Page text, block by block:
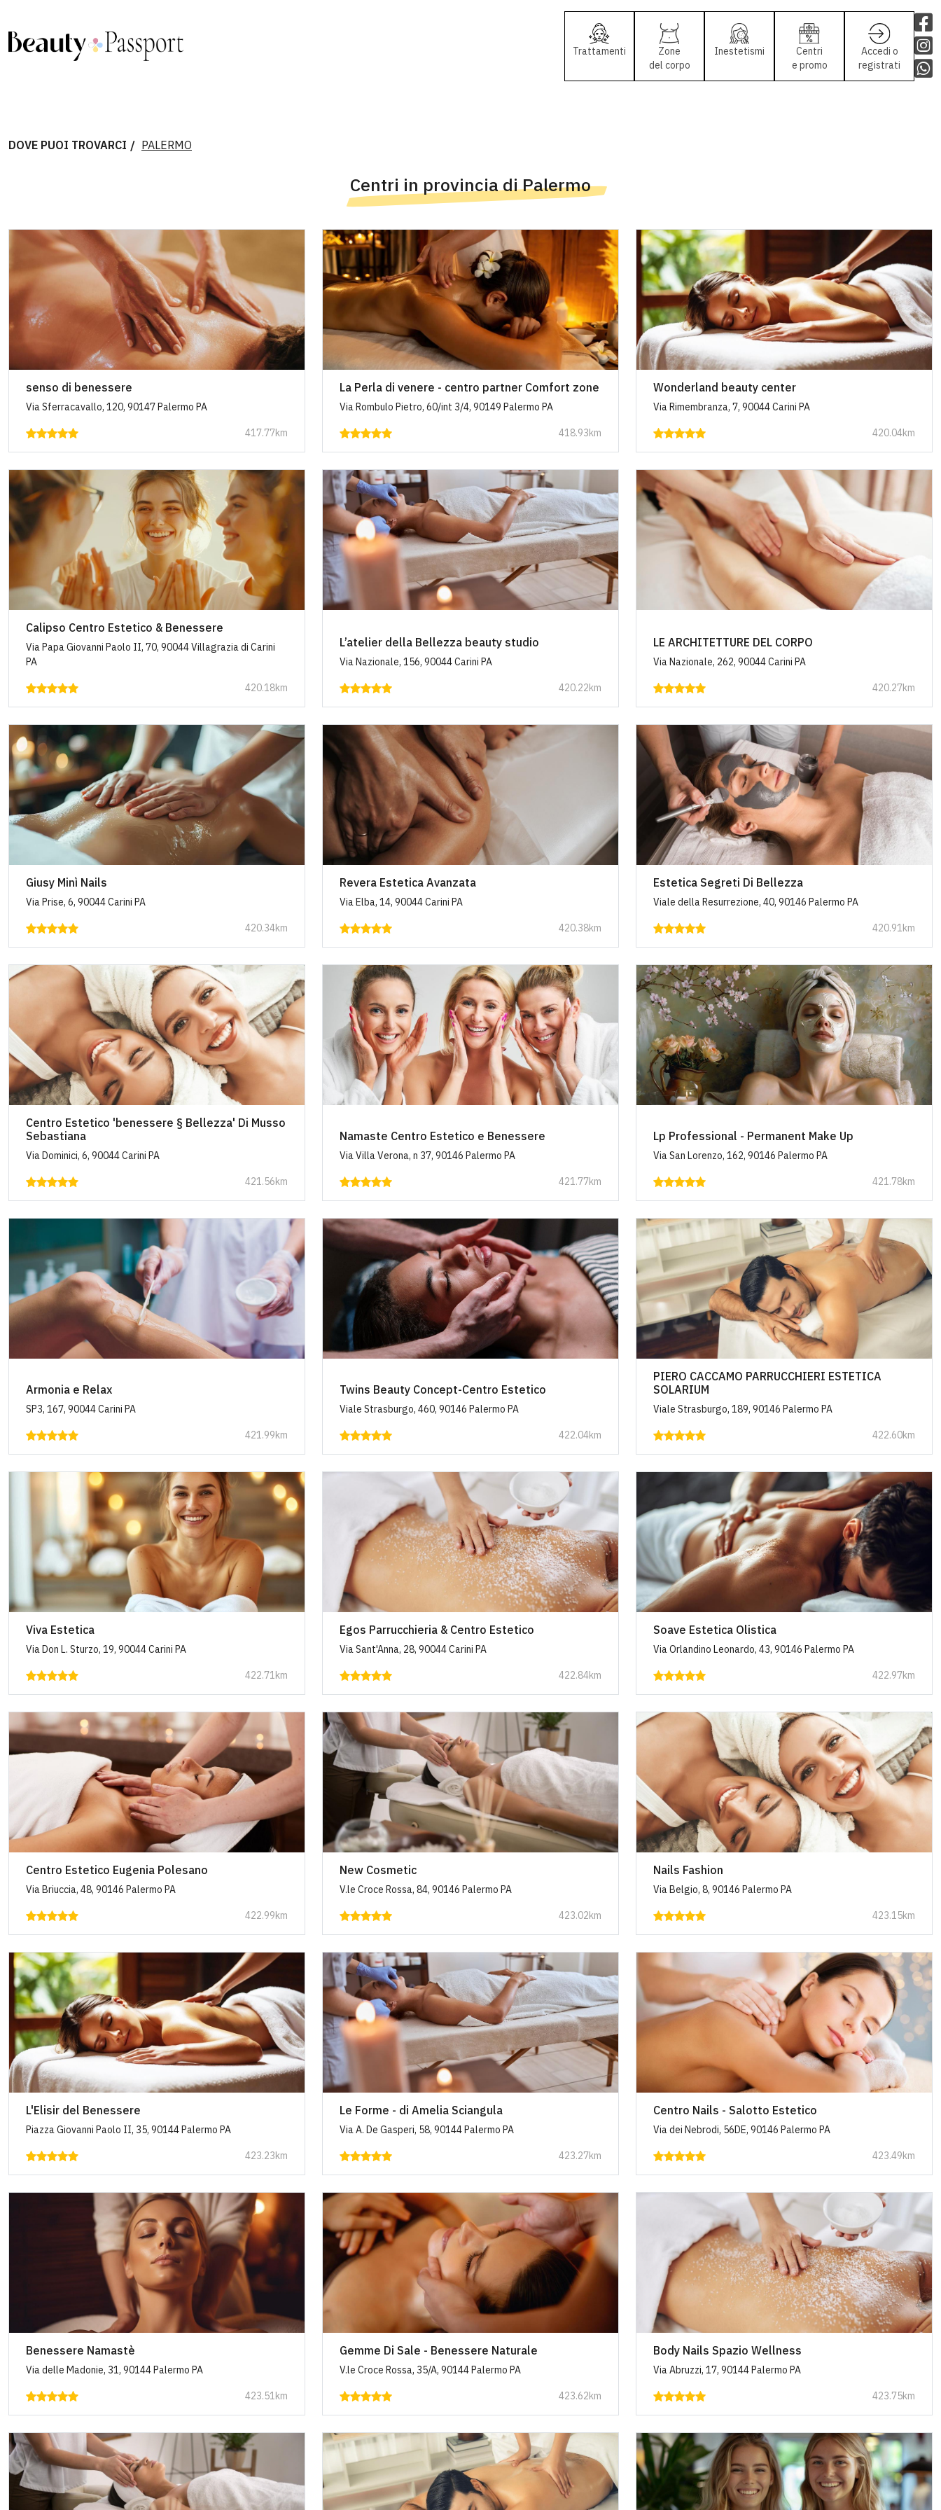
Trattamenti
Zone
del corpo
Inestetismi
Centri
e promo
Accedi o
registrati
DOVE PUOI TROVARCI PALERMO
Centri in provincia di Palermo
senso di benessere
Via Sferracavallo, 120, 90147 Palermo PA
417.77km
La Perla di venere - centro partner Comfort zone
Via Rombulo Pietro, 60/int 3/4, 90149 Palermo PA
418.93km
Wonderland beauty center
Via Rimembranza, 7, 90044 Carini PA
420.04km
Calipso Centro Estetico & Benessere
Via Papa Giovanni Paolo II, 70, 90044 Villagrazia di Carini
PA
420.18km
L’atelier della Bellezza beauty studio
Via Nazionale, 156, 90044 Carini PA
420.22km
LE ARCHITETTURE DEL CORPO
Via Nazionale, 262, 90044 Carini PA
420.27km
Giusy Minì Nails
Via Prise, 6, 90044 Carini PA
420.34km
Revera Estetica Avanzata
Via Elba, 14, 90044 Carini PA
420.38km
Estetica Segreti Di Bellezza
Viale della Resurrezione, 40, 90146 Palermo PA
420.91km
Centro Estetico 'benessere § Bellezza' Di Musso
Sebastiana
Via Dominici, 6, 90044 Carini PA
421.56km
Namaste Centro Estetico e Benessere
Via Villa Verona, n 37, 90146 Palermo PA
421.77km
Lp Professional - Permanent Make Up
Via San Lorenzo, 162, 90146 Palermo PA
421.78km
Armonia e Relax
SP3, 167, 90044 Carini PA
421.99km
Twins Beauty Concept-Centro Estetico
Viale Strasburgo, 460, 90146 Palermo PA
422.04km
PIERO CACCAMO PARRUCCHIERI ESTETICA
SOLARIUM
Viale Strasburgo, 189, 90146 Palermo PA
422.60km
Viva Estetica
Via Don L. Sturzo, 19, 90044 Carini PA
422.71km
Egos Parrucchieria & Centro Estetico
Via Sant'Anna, 28, 90044 Carini PA
422.84km
Soave Estetica Olistica
Via Orlandino Leonardo, 43, 90146 Palermo PA
422.97km
Centro Estetico Eugenia Polesano
Via Briuccia, 48, 90146 Palermo PA
422.99km
New Cosmetic
V.le Croce Rossa, 84, 90146 Palermo PA
423.02km
Nails Fashion
Via Belgio, 8, 90146 Palermo PA
423.15km
L'Elisir del Benessere
Piazza Giovanni Paolo II, 35, 90144 Palermo PA
423.23km
Le Forme - di Amelia Sciangula
Via A. De Gasperi, 58, 90144 Palermo PA
423.27km
Centro Nails - Salotto Estetico
Via dei Nebrodi, 56DE, 90146 Palermo PA
423.49km
Benessere Namastè
Via delle Madonie, 31, 90144 Palermo PA
423.51km
Gemme Di Sale - Benessere Naturale
V.le Croce Rossa, 35/A, 90144 Palermo PA
423.62km
Body Nails Spazio Wellness
Via Abruzzi, 17, 90144 Palermo PA
423.75km